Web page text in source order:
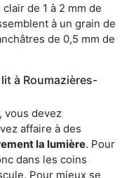
de 1 à 2 mm de
à un grain de
de 0,5 mm de
à Roumazières-
vous devez
affaire à des
la lumière. Pour
dans les coins
Pour mieux se